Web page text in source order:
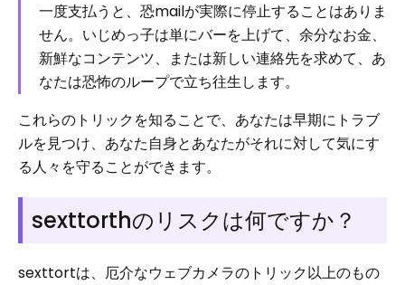
一度支払うと、恐mailが実際に停止することはありま
せん。いじめっ子は単にバーを上げて、余分なお金、
新鮮なコンテンツ、または新しい連絡先を求めて、あ
なたは恐怖のループで立ち往生します。
これらのトリックを知ることで、あなたは早期にトラブ
ルを見つけ、あなた自身とあなたがそれに対して気にす
る人々を守ることができます。
sexttorthのリスクは何ですか？
sexttortは、厄介なウェブカメラのトリック以上のもの